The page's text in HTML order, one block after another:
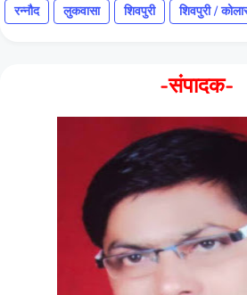
रन्नौद लुकवासा शिवपुरी शिवपुरी /
-संपादक-